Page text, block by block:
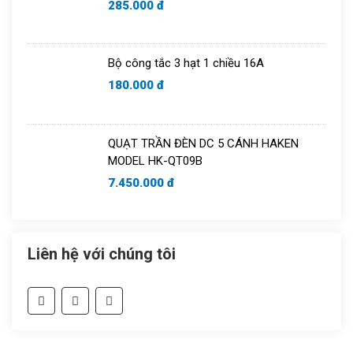
285.000 đ
Bộ công tắc 3 hạt 1 chiều 16A
180.000 đ
QUẠT TRẦN ĐÈN DC 5 CÁNH HAKEN
MODEL HK-QT09B
7.450.000 đ
Liên hệ với chúng tôi